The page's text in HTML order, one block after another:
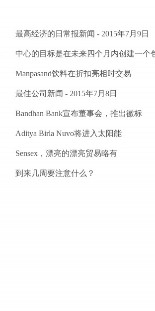
最高经济的日常报新闻 - 2015年7月9日
Manpasand饮料在折扣亮相时交易
最佳公司新闻 - 2015年7月8日
Bandhan Bank宣布董事会，推出徽标
Aditya Birla Nuvo将进入太阳能
Sensex，漂亮的漂亮贸易略有
到来几周要注意什么？